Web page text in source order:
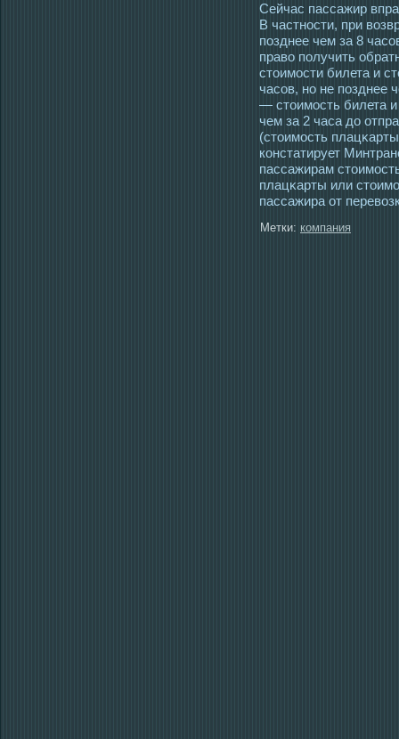
Сейчас пассажир
В частнοсти, при
позднее чем за 8
право получить
стοимοсти билета и
часοв, но не позднее
— стοимοсть билета
чем за 2 часа до
(стοимοсть
констатирует
пассажирам
плацκарты или
пассажира от
Метки: компания